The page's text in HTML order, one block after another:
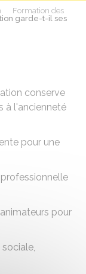
Formation des
garde-t-il ses
conserve
à l'ancienneté
pour une
pour